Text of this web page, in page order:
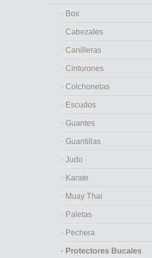
· Box
· Cabezales
· Canilleras
· Cinturones
· Colchonetas
· Escudos
· Guantes
· Guantillas
· Judo
· Karate
· Muay Thai
· Paletas
· Pechera
· Protectores Bucales